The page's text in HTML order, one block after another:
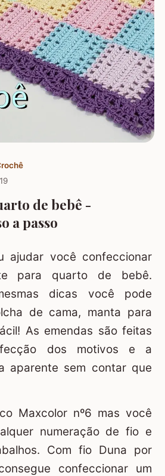
de bebê -
a passo
ajudar você confeccionar
para quarto de bebê.
dicas você pode
de cama, manta para
As emendas são feitas
dos motivos e a
aparente sem contar que
Maxcolor nº6 mas você
numeração de fio e
Com fio Duna por
confeccionar um